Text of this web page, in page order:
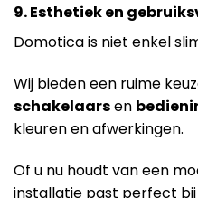
9. Esthetiek en
Domotica is niet enkel
Wij bieden een ruime
schakelaarsen
kleuren en afwerkingen.
Of u nu houdt van een
installatie past perfect bij